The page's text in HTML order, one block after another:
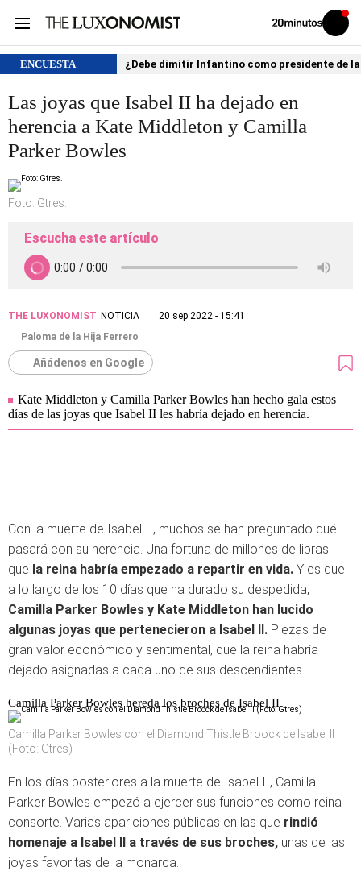
Volver
Iniciar
sesión
ENCUESTA ¿Debe dimitir Infantino como presidente de
Las joyas que Isabel II ha dejado en
herencia a Kate Middleton y Camilla
Parker Bowles
Foto: Gtres.
Escucha este artículo
THE LUXONOMIST NOTICIA
20 sep 2022 - 15:41
Paloma de la Hija Ferrero
Añádenos en Google
Kate Middleton y Camilla Parker Bowles han hecho gala estos
días de las joyas que Isabel II les habría dejado en herencia.
Con la muerte de Isabel II, muchos se han preguntado qué
pasará con su herencia. Una fortuna de millones de libras
que la reina habría empezado a repartir en vida. Y es que
a lo largo de los 10 días que ha durado su despedida,
Camilla Parker Bowles y Kate Middleton han lucido
algunas joyas que pertenecieron a Isabel II. Piezas de
gran valor económico y sentimental, que la reina habría
dejado asignadas a cada uno de sus descendientes.
Camilla Parker Bowles hereda los broches de Isabel II
Camilla Parker Bowles con el Diamond Thistle Broock de Isabel II
(Foto: Gtres)
En los días posteriores a la muerte de Isabel II, Camilla
Parker Bowles empezó a ejercer sus funciones como reina
consorte. Varias apariciones públicas en las que rindió
homenaje a Isabel II a través de sus broches, unas de las
joyas favoritas de la monarca.